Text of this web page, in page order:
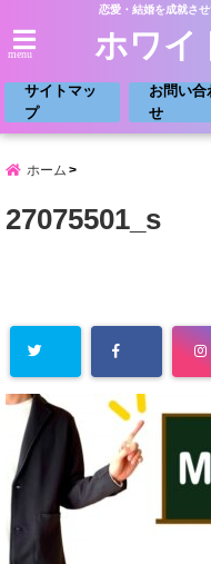
恋愛・結婚を成就さ
menu ホワイ
サイトマッ
プ
お問い合
せ
ホーム
27075501_s